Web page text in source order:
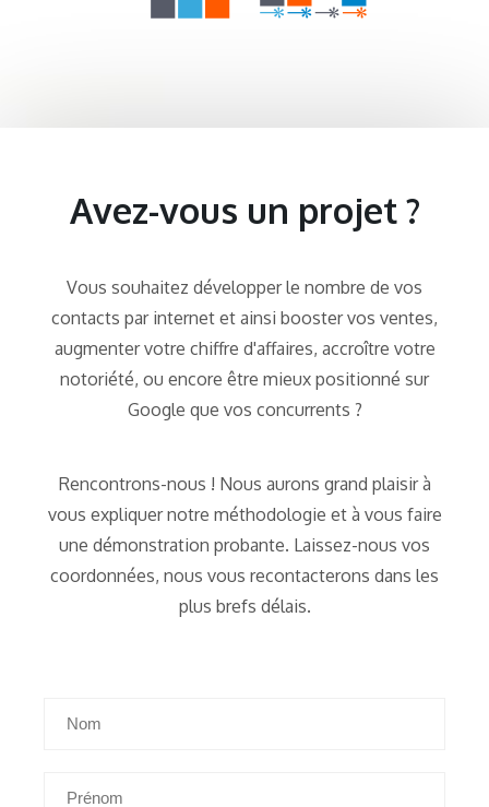
Avez-vous un projet ?
Vous souhaitez développer le nombre de vos
contacts par internet et ainsi booster vos ventes,
augmenter votre chiffre d'affaires, accroître votre
notoriété, ou encore être mieux positionné sur
Google que vos concurrents ?
Rencontrons-nous ! Nous aurons grand plaisir à
vous expliquer notre méthodologie et à vous faire
une démonstration probante. Laissez-nous vos
coordonnées, nous vous recontacterons dans les
plus brefs délais.